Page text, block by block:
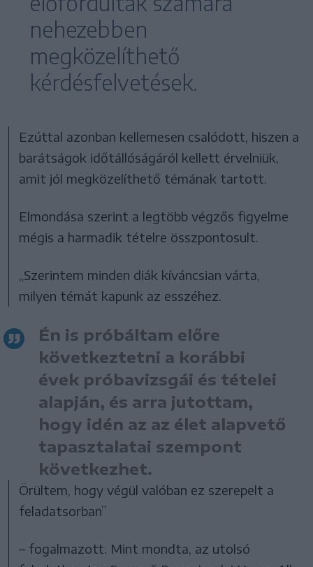
nehezebben
megközelíthető
kérdésfelvetések.
Ezúttal azonban kellemesen csalódott, hiszen a
barátságok időtállóságáról kellett érvelniük,
amit jól megközelíthető témának tartott.
Elmondása szerint a legtöbb végzős figyelme
mégis a harmadik tételre összpontosult.
„Szerintem minden diák kíváncsian várta,
milyen témát kapunk az esszéhez.
Én is próbáltam előre
következtetni a korábbi
évek próbavizsgái és tételei
alapján, és arra jutottam,
hogy idén az az élet alapvető
tapasztalatai szempont
következhet.
Örültem, hogy végül valóban ez szerepelt a
feladatsorban”
– fogalmazott. Mint mondta, az utolsó